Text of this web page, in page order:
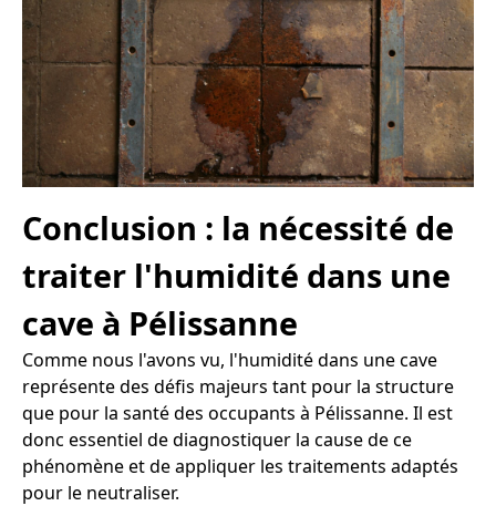
Conclusion : la nécessité de
traiter l'humidité dans une
cave à Pélissanne
Comme nous l'avons vu, l'humidité dans une cave
représente des défis majeurs tant pour la structure
que pour la santé des occupants à Pélissanne. Il est
donc essentiel de diagnostiquer la cause de ce
phénomène et de appliquer les traitements adaptés
pour le neutraliser.